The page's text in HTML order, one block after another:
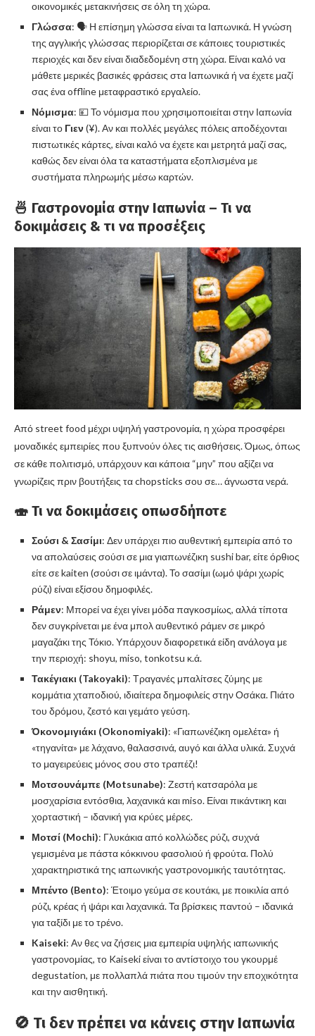
οικονομικές μετακινήσεις σε όλη τη χώρα.
Γλώσσα: 🗣️ Η επίσημη γλώσσα είναι τα Ιαπωνικά. Η γνώση
της αγγλικής γλώσσας περιορίζεται σε κάποιες τουριστικές
περιοχές και δεν είναι διαδεδομένη στη χώρα. Είναι καλό να
μάθετε μερικές βασικές φράσεις στα Ιαπωνικά ή να έχετε μαζί
σας ένα offline μεταφραστικό εργαλείο.
Νόμισμα: 💴 Το νόμισμα που χρησιμοποιείται στην Ιαπωνία
είναι το Γιεν(¥). Αν και πολλές μεγάλες πόλεις αποδέχονται
πιστωτικές κάρτες, είναι καλό να έχετε και μετρητά μαζί σας,
καθώς δεν είναι όλα τα καταστήματα εξοπλισμένα με
συστήματα πληρωμής μέσω καρτών.
🍜 Γαστρονομία στην Ιαπωνία – Τι να
δοκιμάσεις & τι να προσέξεις
Από street food μέχρι υψηλή γαστρονομία, η χώρα προσφέρει
μοναδικές εμπειρίες που ξυπνούν όλες τις αισθήσεις. Όμως, όπως
σε κάθε πολιτισμό, υπάρχουν και κάποια “μην” που αξίζει να
γνωρίζεις πριν βουτήξεις τα chopsticks σου σε… άγνωστα νερά.
🍣 Τι να δοκιμάσεις οπωσδήποτε
Σούσι & Σασίμι: Δεν υπάρχει πιο αυθεντική εμπειρία από το
να απολαύσεις σούσι σε μια γιαπωνέζικη sushi bar, είτε όρθιος
είτε σε kaiten (σούσι σε ιμάντα). Το σασίμι (ωμό ψάρι χωρίς
ρύζι) είναι εξίσου δημοφιλές.
Ράμεν: Μπορεί να έχει γίνει μόδα παγκοσμίως, αλλά τίποτα
δεν συγκρίνεται με ένα μπολ αυθεντικό ράμεν σε μικρό
μαγαζάκι της Τόκιο. Υπάρχουν διαφορετικά είδη ανάλογα με
την περιοχή: shoyu, miso, tonkotsu κ.ά.
Τακέγιακι (Takoyaki): Τραγανές μπαλίτσες ζύμης με
κομμάτια χταποδιού, ιδιαίτερα δημοφιλείς στην Οσάκα. Πιάτο
του δρόμου, ζεστό και γεμάτο γεύση.
Όκονομιγιάκι (Okonomiyaki): «Γιαπωνέζικη ομελέτα» ή
«τηγανίτα» με λάχανο, θαλασσινά, αυγό και άλλα υλικά. Συχνά
το μαγειρεύεις μόνος σου στο τραπέζι!
Μοτσουνάμπε (Motsunabe): Ζεστή κατσαρόλα με
μοσχαρίσια εντόσθια, λαχανικά και miso. Είναι πικάντικη και
χορταστική – ιδανική για κρύες μέρες.
Μοτσί (Mochi): Γλυκάκια από κολλώδες ρύζι, συχνά
γεμισμένα με πάστα κόκκινου φασολιού ή φρούτα. Πολύ
χαρακτηριστικά της ιαπωνικής γαστρονομικής ταυτότητας.
Μπέντο (Bento): Έτοιμο γεύμα σε κουτάκι, με ποικιλία από
ρύζι, κρέας ή ψάρι και λαχανικά. Τα βρίσκεις παντού – ιδανικά
για ταξίδι με το τρένο.
Kaiseki: Αν θες να ζήσεις μια εμπειρία υψηλής ιαπωνικής
γαστρονομίας, το Kaiseki είναι το αντίστοιχο του γκουρμέ
degustation, με πολλαπλά πιάτα που τιμούν την εποχικότητα
και την αισθητική.
🚫 Τι δεν πρέπει να κάνεις στην Ιαπωνία